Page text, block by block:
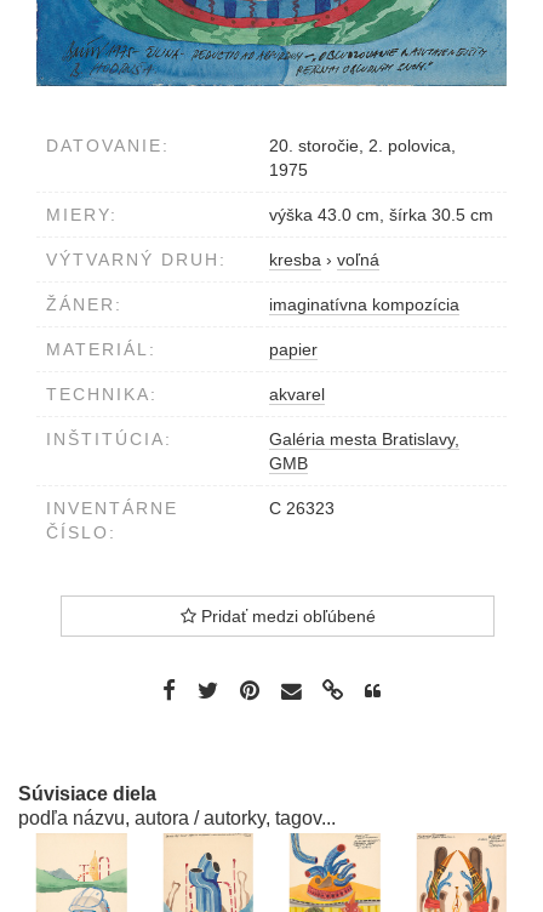
DATOVANIE:
20. storočie, 2. polovica,
1975
MIERY: výška 43.0 cm, šírka 30.5 cm
VÝTVARNÝ DRUH: kresba › voľná
ŽÁNER: imaginatívna kompozícia
MATERIÁL: papier
TECHNIKA: akvarel
INŠTITÚCIA:
Galéria mesta Bratislavy,
GMB
INVENTÁRNE
ČÍSLO:
C 26323
Pridať medzi obľúbené
Súvisiace diela
podľa názvu, autora / autorky, tagov...